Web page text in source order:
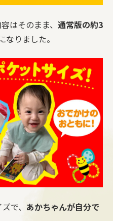
はそのまま、 通常版の約3
なりました。
で、 あかちゃんが自分で